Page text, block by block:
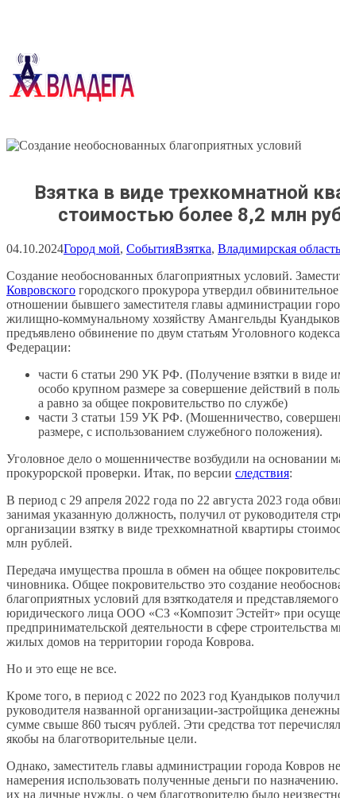
Взятка в виде трехкомнатной
стоимостью более 8,2 млн
04.10.2024Город мой, СобытияВзятка, Владимирская область
Создание необоснованных благоприятных условий.
Ковровского городского прокурора утвердил
отношении бывшего заместителя главы администрации
жилищно-коммунальному хозяйству Амангельды
предъявлено обвинение по двум статьям Уголовного
Федерации:
части 6 статьи 290 УК РФ. (Получение взятки в виде
особо крупном размере за совершение действий в
а равно за общее покровительство по службе)
части 3 статьи 159 УК РФ. (Мошенничество,
размере, с использованием служебного положения).
Уголовное дело о мошенничестве возбудили на основании
прокурорской проверки. Итак, по версии следствия:
В период с 29 апреля 2022 года по 22 августа 2023 года
занимая указанную должность, получил от руководителя
организации взятку в виде трехкомнатной квартиры
млн рублей.
Передача имущества прошла в обмен на общее
чиновника. Общее покровительство это создание
благоприятных условий для взяткодателя и
юридического лица ООО «СЗ «Композит Эстейт» при
предпринимательской деятельности в сфере строительства
жилых домов на территории города Коврова.
Но и это еще не все.
Кроме того, в период с 2022 по 2023 год Куандыков
руководителя названной организации-застройщика
сумме свыше 860 тысяч рублей. Эти средства тот
якобы на благотворительные цели.
Однако, заместитель главы администрации города Ковров
намерения использовать полученные деньги по
их на личные нужды, о чем благотворителю было